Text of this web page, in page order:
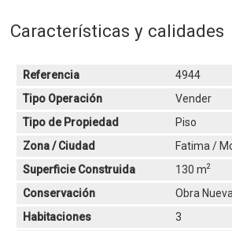
Características y calidades
Referencia
4944
Tipo Operación
Vender
Tipo de Propiedad
Piso
Zona / Ciudad
Fatima /
Superficie Construida
130 m2
Conservación
Obra Nueva
Habitaciones
3